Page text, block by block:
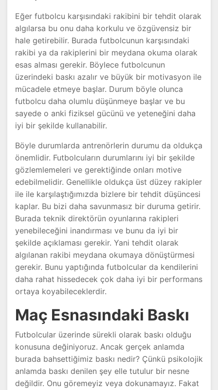
Eğer futbolcu karşısındaki rakibini bir tehdit olarak
algılarsa bu onu daha korkulu ve özgüvensiz bir
hale getirebilir. Burada futbolcunun karşısındaki
rakibi ya da rakiplerini bir meydana okuma olarak
esas alması gerekir. Böylece futbolcunun
üzerindeki baskı azalır ve büyük bir motivasyon ile
mücadele etmeye başlar. Durum böyle olunca
futbolcu daha olumlu düşünmeye başlar ve bu
sayede o anki fiziksel gücünü ve yeteneğini daha
iyi bir şekilde kullanabilir.
Böyle durumlarda antrenörlerin durumu da oldukça
önemlidir. Futbolcuların durumlarını iyi bir şekilde
gözlemlemeleri ve gerektiğinde onları motive
edebilmelidir. Genellikle oldukça üst düzey rakipler
ile ile karşılaştığımızda bizlere bir tehdit düşüncesi
kaplar. Bu bizi daha savunmasız bir duruma getirir.
Burada teknik direktörün oyunlarına rakipleri
yenebileceğini inandırması ve bunu da iyi bir
şekilde açıklaması gerekir. Yani tehdit olarak
algılanan rakibi meydana okumaya dönüştürmesi
gerekir. Bunu yaptığında futbolcular da kendilerini
daha rahat hissedecek çok daha iyi bir performans
ortaya koyabileceklerdir.
Maç Esnasındaki Baskı
Futbolcular üzerinde sürekli olarak baskı olduğu
konusuna değiniyoruz. Ancak gerçek anlamda
burada bahsettiğimiz baskı nedir? Çünkü psikolojik
anlamda baskı denilen şey elle tutulur bir nesne
değildir. Onu göremeyiz veya dokunamayız. Fakat